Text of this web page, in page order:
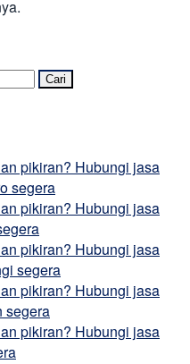
pikiran? Hubungi jasa
segera
pikiran? Hubungi jasa
pikiran? Hubungi jasa
segera
pikiran? Hubungi jasa
segera
pikiran? Hubungi jasa